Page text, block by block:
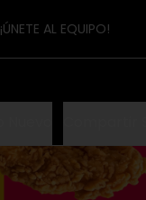
¡ÚNETE AL EQUIPO!